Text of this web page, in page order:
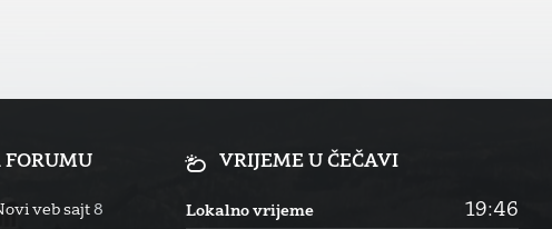
FORUMU
veb sajt 8
VRIJEME U ČEČAVI
Lokalno vrijeme 19:46